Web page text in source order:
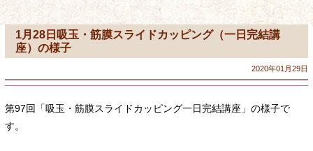
1月28日吸玉・筋膜スライドカッピング（一日完結講
座）の様子
2020年01月29日
第97回「吸玉・筋膜スライドカッピング一日完結講座」の様子で
す。